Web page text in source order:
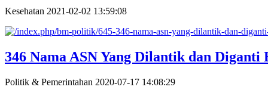
Kesehatan 2021-02-02 13:59:08
346 Nama ASN Yang Dilantik dan Diganti
Politik & Pemerintahan 2020-07-17 14:08:29